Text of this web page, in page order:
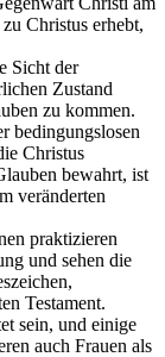
Christus erhebt,
Sicht der
Zustand
zu kommen.
bedingungslosen
Christus
bewahrt, ist
veränderten
praktizieren
und sehen die
Testament.
sein, und einige
auch Frauen als